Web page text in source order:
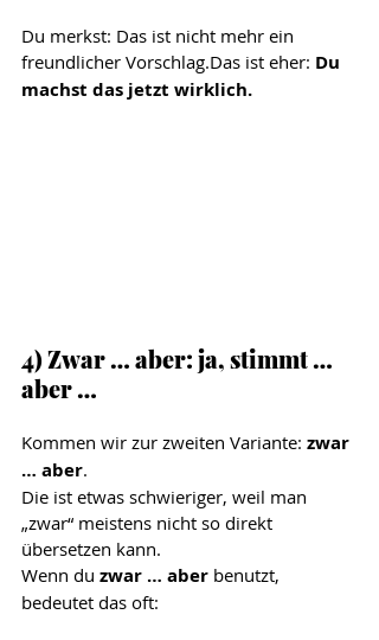
Du merkst: Das ist nicht mehr ein
freundlicher Vorschlag.Das ist eher: Du
machst das jetzt wirklich.
4) Zwar … aber: ja, stimmt …
aber …
Kommen wir zur zweiten Variante: zwar
… aber.
Die ist etwas schwieriger, weil man
„zwar“ meistens nicht so direkt
übersetzen kann.
Wenn du zwar … aber benutzt,
bedeutet das oft: